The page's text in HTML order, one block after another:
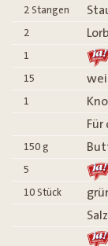
2 Stangen
2
1
15
1
150 g
5
10 Stück